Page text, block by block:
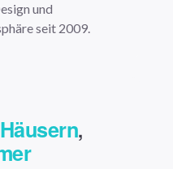
und
seit 2009.
,